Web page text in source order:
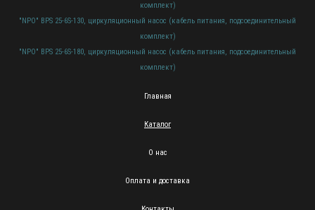
комплект)
"NPO" BPS 25-6S-130, циркуляционный насос (кабель питания, подсоединительный
комплект)
"NPO" BPS 25-6S-180, циркуляционный насос (кабель питания, подсоединительный
комплект)
Главная
Каталог
О нас
Оплата и доставка